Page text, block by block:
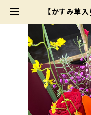
【かすみ草